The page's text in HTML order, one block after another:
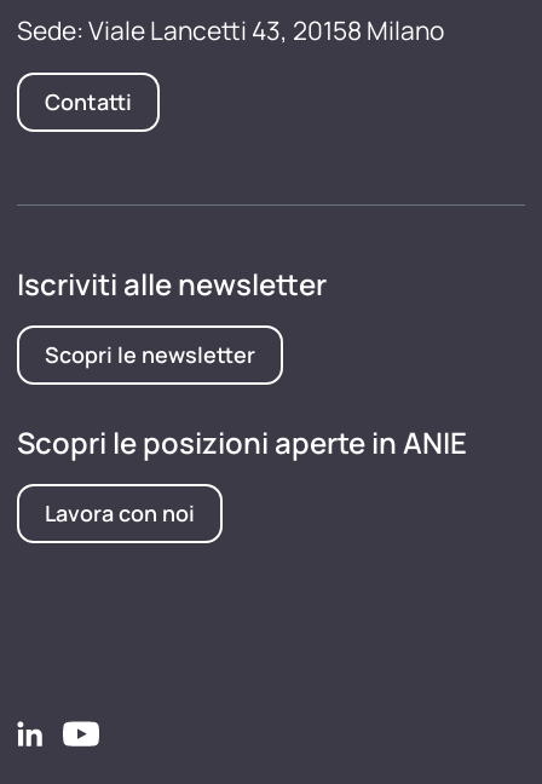
Sede: Viale Lancetti 43, 20158 Milano
Contatti
Iscriviti alle newsletter
Scopri le newsletter
Scopri le posizioni aperte in ANIE
Lavora con noi